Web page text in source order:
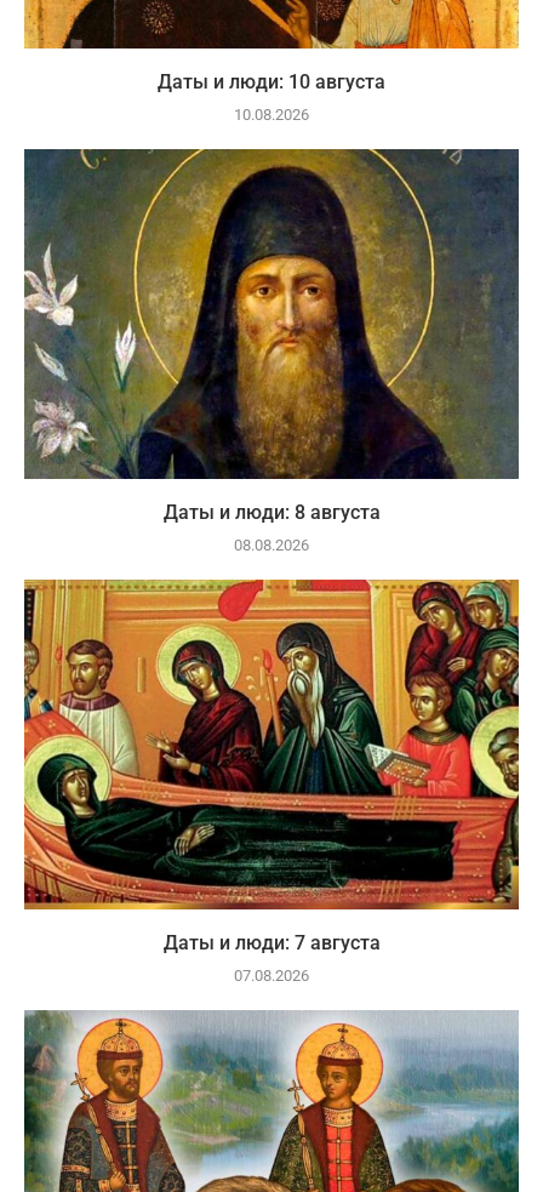
Даты и люди: 10 августа
10.08.2026
Даты и люди: 8 августа
08.08.2026
Даты и люди: 7 августа
07.08.2026